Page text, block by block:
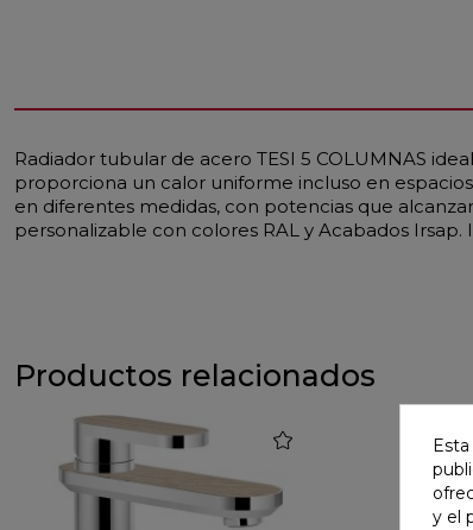
Radiador tubular de acero TESI 5 COLUMNAS
proporciona un calor uniforme incluso en
en diferentes medidas, con potencias que
personalizable con colores RAL y Acabados
Productos relacionados
y el